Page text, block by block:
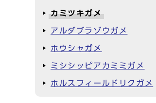
カミツキガメ
アルダブラゾウガメ
ホウシャガメ
ミシシッピアカミミガメ
ホルスフィールドリクガメ